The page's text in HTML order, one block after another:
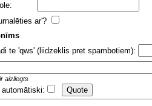
ar'?
te 'qws' (liidzeklis pret spambotiem):
aizliegts
automātiski: